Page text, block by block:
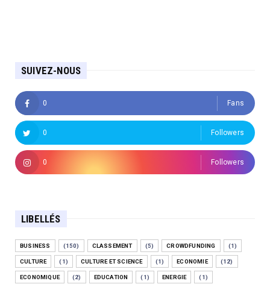
SUIVEZ-NOUS
0 Fans
0 Followers
0 Followers
LIBELLÉS
BUSINESS (150) CLASSEMENT (5) CROWDFUNDING (1)
CULTURE (1) CULTURE ET SCIENCE (1) ECONOMIE (12)
ECONOMIQUE (2) EDUCATION (1) ENERGIE (1)